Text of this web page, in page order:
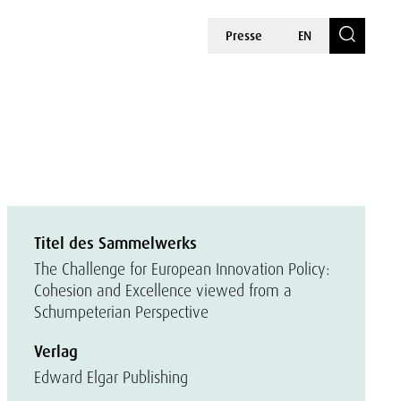
Presse EN
Titel des Sammelwerks
The Challenge for European Innovation Policy:
Cohesion and Excellence viewed from a
Schumpeterian Perspective
Verlag
Edward Elgar Publishing